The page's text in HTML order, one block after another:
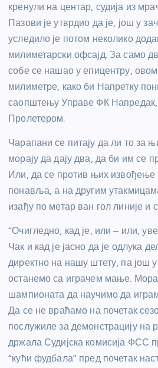
кренули на центар, судија из
Пазови је утврдио да је, још у
уследило је потом неколико
милиметарски офсајд. За само
собе се нашао у епицентру,
милиметре, како би Напретку
саопштењу Управе ФК Напредак,
Пролетером.
Чарапани се питају да ли то за
морају да дају два, да би им се
Или, да се против њих извођење
понавља, а на другим
изађу по метар ван гол линије и
“Очигледно, кад је, или – или,
Чак и кад је јасно да је одлука
директно на нашу штету, па још
останемо са играчем мање.
шампионата да научимо да
Да се не враћамо на почетак
послужиле за демонстрацију на
држала Судијска комисија ФСС
“кући фудбала” пред почетак